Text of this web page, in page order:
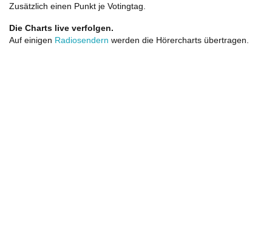
Zusätzlich einen Punkt je Votingtag.
Die Charts live verfolgen.
Auf einigen Radiosendern werden die Hörercharts übertragen.